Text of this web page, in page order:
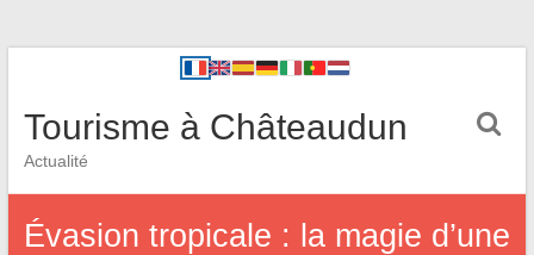
Tourisme à Châteaudun
Actualité
Évasion tropicale : la magie d’une